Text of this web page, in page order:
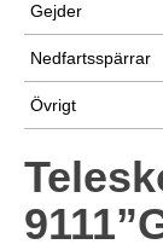
Gejder
Nedfartsspärrar
Övrigt